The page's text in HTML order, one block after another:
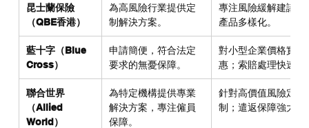
昆士蘭保險
（QBE香港）
為高風險行業提供定
制解決方案。
專注風險緩解建議；
產品多樣化。
藍十字（Blue
Cross）
申請簡便，符合法定
要求的無憂保障。
對小型企業價格實
惠；索賠處理快速。
聯合世界
（Allied
World）
為特定機構提供專業
解決方案，專注僱員
保障。
針對高價值風險定
制；遣返保障強大。